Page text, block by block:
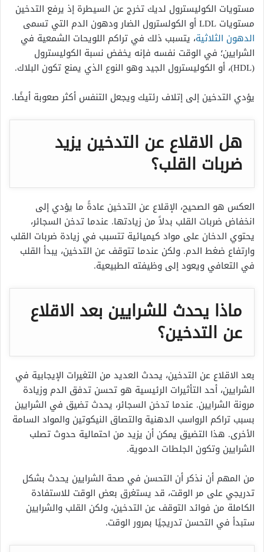
مستويات الكوليسترول لديك تخرج عن السيطرة إذ يرفع التدخين
مستويات LDL أو الكولسترول الضار ودهون الدم التي تسمى
الدهون الثلاثية، يتسبب ذلك في تراكم اللويحات الشمعية في
الشرايين؛ في الوقت نفسه فإنه يخفض نسبة الكوليسترول
(HDL)، أو الكوليسترول الجيد وهو النوع الذي يمنع تكون البلاك.
يؤدي التدخين إلى إتلاف رئتيك ويجعل التنفس أكثر صعوبة أيضًا.
هل الاقلاع عن التدخين يزيد
ضربات القلب؟
العكس هو الصحيح، الإقلاع عن التدخين عادةً ما يؤدي إلى
انخفاض ضربات القلب بدلاً من زيادتها. عندما تدخن السجائر،
يحتوي الدخان على مواد كيميائية تتسبب في زيادة ضربات القلب
وارتفاع ضغط الدم. ولكن عندما تتوقف عن التدخين، يبدأ القلب
في التعافي ويعود إلى وظيفته الطبيعية.
ماذا يحدث للشرايين بعد الاقلاع
عن التدخين؟
بعد الاقلاع عن التدخين، يحدث العديد من التغيرات الإيجابية في
الشرايين، أحد التأثيرات الرئيسية هو تحسن تدفق الدم وزيادة
مرونة الشرايين. عندما تدخن السجائر، يحدث تضيق في الشرايين
بسبب تراكم الرواسب الدهنية والتصاق النيكوتين والمواد السامة
الأخرى. هذا التضيق يمكن أن يزيد من احتمالية حدوث تصلب
الشرايين وتكون الجلطات الدموية.
من المهم أن نذكر أن التحسن في صحة الشرايين يحدث بشكل
تدريجي على مر الوقت، قد يستغرق بعض الوقت للاستفادة
الكاملة من فوائد التوقف عن التدخين، ولكن القلب والشرايين
ستبدأ في التحسن تدريجيًا بمرور الوقت.